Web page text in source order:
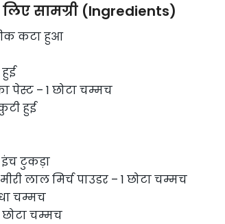
सामग्री (Ingredients)
कटा हुआ
हुई
– 1 छोटा चम्मच
हुई
टुकड़ा
लाल मिर्च पाउडर – 1 छोटा चम्मच
चम्मच
छोटा चम्मच